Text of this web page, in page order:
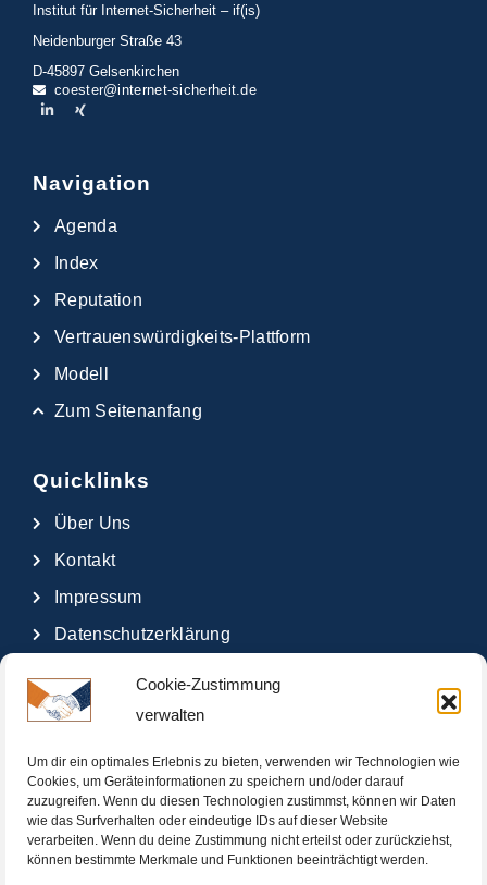
Cookie-Zustimmung
verwalten
Um dir ein optimales Erlebnis zu bieten, verwenden wir Technologien wie
Cookies, um Geräteinformationen zu speichern und/oder darauf
zuzugreifen. Wenn du diesen Technologien zustimmst, können wir Daten
wie das Surfverhalten oder eindeutige IDs auf dieser Website
verarbeiten. Wenn du deine Zustimmung nicht erteilst oder zurückziehst,
können bestimmte Merkmale und Funktionen beeinträchtigt werden.
Institut für Internet-Sicherheit – if(is)
Neidenburger Straße 43
D-45897 Gelsenkirchen
coester@internet-sicherheit.de
Navigation
Agenda
Index
Reputation
Vertrauenswürdigkeits-Plattform
Modell
Zum Seitenanfang
Quicklinks
Über Uns
Kontakt
Impressum
Datenschutzerklärung